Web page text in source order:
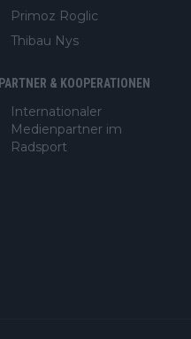
Primoz Roglic
Thibau Nys
PARTNER & KOOPERATIONEN
Internationaler
Medienpartner im
Radsport